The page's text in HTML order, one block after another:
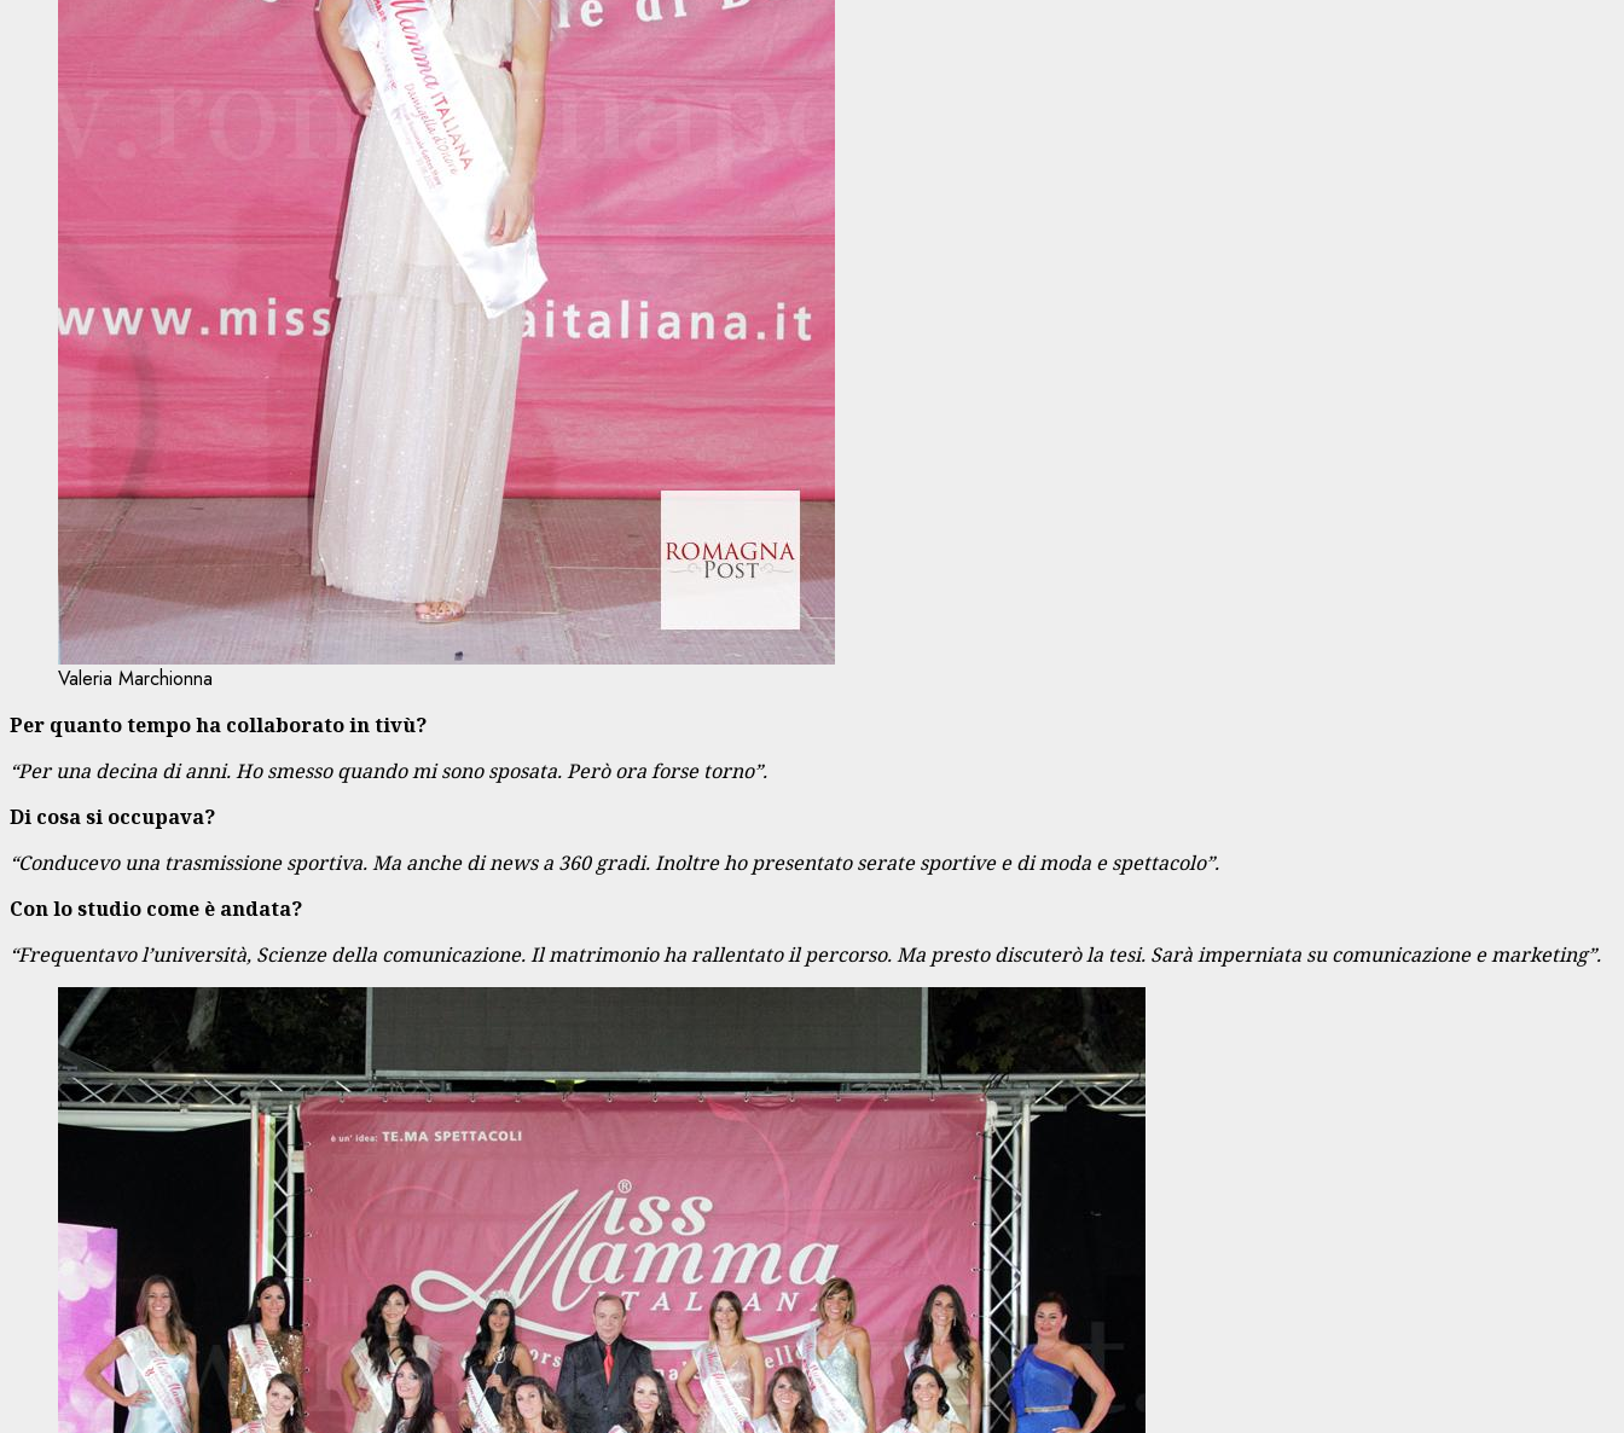
Valeria Marchionna
Per quanto tempo ha collaborato in tivù?
“Per una decina di anni. Ho smesso quando mi sono sposata. Però ora forse torno”.
Di cosa si occupava?
“Conducevo una trasmissione sportiva. Ma anche di news a 360 gradi. Inoltre ho presentato serate sportive e di moda e spettacolo”.
Con lo studio come è andata?
“Frequentavo l’università, Scienze della comunicazione. Il matrimonio ha rallentato il percorso. Ma presto discuterò la tesi. Sarà imperniata su comunicazione e marketing”.